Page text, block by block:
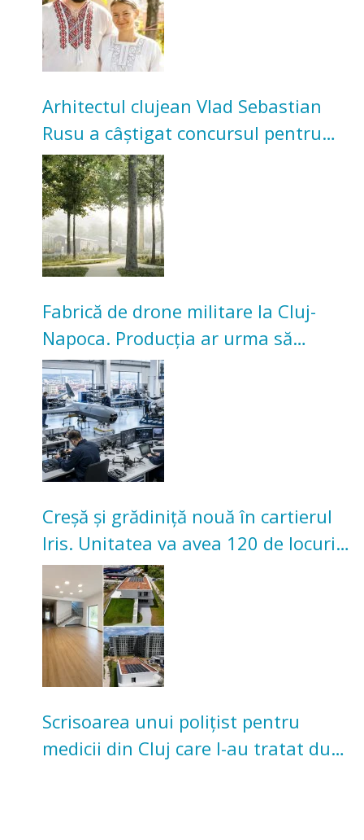
Arhitectul clujean Vlad Sebastian
Rusu a câștigat concursul pentru
transformarea Grădinii Casei
Universitarilor
Fabrică de drone militare la Cluj-
Napoca. Producția ar urma să
înceapă în toamna acestui an
Creșă și grădiniță nouă în cartierul
Iris. Unitatea va avea 120 de locuri
pentru copii
Scrisoarea unui polițist pentru
medicii din Cluj care l-au tratat după